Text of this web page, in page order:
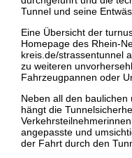
Tunnel und seine
Eine Übersicht der
Homepage des Rhein-
kreis.de/strassentunnel
zu weiteren
Fahrzeugpannen oder
Neben all den
hängt die
angepasste und
der Fahrt durch den